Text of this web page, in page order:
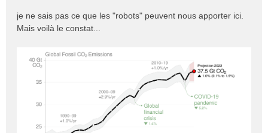
e
je ne sais pas ce que les "robots" peuvent nous apporter ici.
Mais voilà le constat...